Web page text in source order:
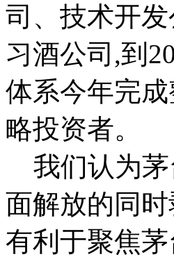
司、技术开
习酒公司,到
体系今年完
略投资者。
我们认为茅
面解放的同
有利于聚焦